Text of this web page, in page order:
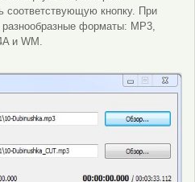
соответствующую кнопку. При
форматы: MP3,
и WM.